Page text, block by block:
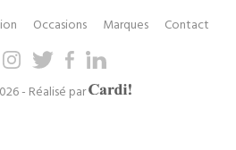
Occasions Marques Contact
- Réalisé par
Axel